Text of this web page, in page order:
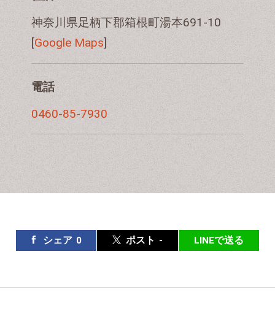
神奈川県足柄下郡箱根町湯本691-10
[Google Maps]
電話
0460-85-7930
シェア 0 ポスト - LINEで送る